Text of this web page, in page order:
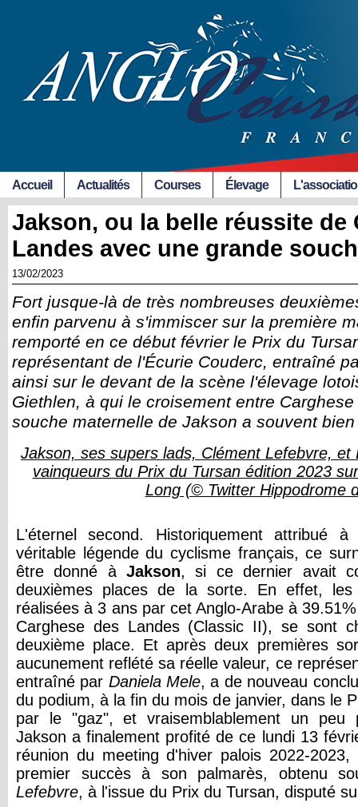
Accueil Actualités Courses Élevage
Jakson, ou la belle réussite de
Landes avec une grande
13/02/2023
Fort jusque-là de très nombreuses
enfin parvenu à s'immiscer sur la première
remporté en ce début février le Prix du
représentant de l'Écurie Couderc, entraîné
ainsi sur le devant de la scène l'élevage
Giethlen, à qui le croisement entre
souche maternelle de Jakson a souvent
Jakson, ses supers lads, Clément Lefebvre, et
vainqueurs du Prix du Tursan édition 2023
Long (© Twitter Hippodrome
L'éternel second. Historiquement attribué
véritable légende du cyclisme français, ce
être donné àJakson, si ce dernier avait
deuxièmes places de la sorte. En effet,
réalisées à 3 ans par cet Anglo-Arabe à
Carghese des Landes (Classic II), se sont
deuxième place. Et après deux premières
aucunement reflété sa réelle valeur, ce
entraîné par Daniela Mele, a de nouveau
du podium, à la fin du mois de janvier, dans le
par le "gaz", et vraisemblablement un peu
Jakson a finalement profité de ce lundi 13
réunion du meeting d'hiver palois 2022-
premier succès à son palmarès, obtenu
Lefebvre, à l'issue du Prix du Tursan, disputé